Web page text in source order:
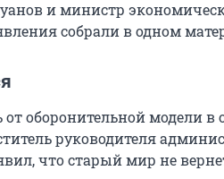
и министр
собрали в одном
от оборонительной модели в
руководителя
что старый мир не